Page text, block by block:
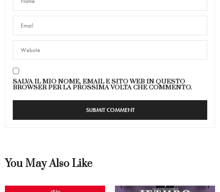
SALVA IL MIO NOME, EMAIL E SITO WEB IN QUESTO
BROWSER PER LA PROSSIMA VOLTA CHE COMMENTO.
You May Also Like